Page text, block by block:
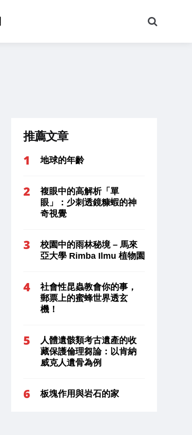
尋
推薦文章
地球的年齡
複眼中的高解析「單
眼」：少刺透鏡糠蝦的神
奇視覺
校園中的雨林秘境 – 馬來
亞大學 Rimba Ilmu 植物園
社會性昆蟲教會你的事，
郵票上的蜜蜂世界透玄
機！
人體遺骸類考古遺產的收
藏保護倫理芻論：以肯納
威克人遺骨為例
板塊作用與岩石的家